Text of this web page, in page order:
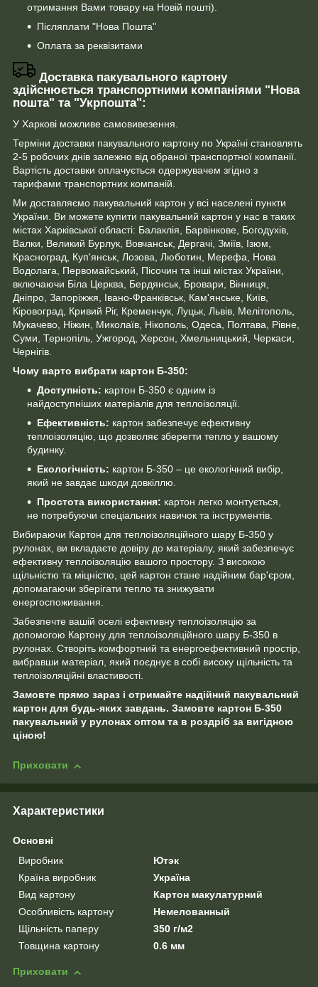
отримання Вами товару на Новій пошті).
Післяплати "Нова Пошта"
Оплата за реквізитами
Доставка пакувального картону
здійснюється транспортними компаніями "Нова
пошта" та "Укрпошта":
У Харкові можливе самовивезення.
Терміни доставки пакувального картону по Україні становлять
2-5 робочих днів залежно від обраної транспортної компанії.
Вартість доставки оплачується одержувачем згідно з
тарифами транспортних компаній.
Ми доставляємо пакувальний картон у всі населені пункти
України. Ви можете купити пакувальний картон у нас в таких
містах Харківської області: Балаклія, Барвінкове, Богодухів,
Валки, Великий Бурлук, Вовчанськ, Дергачі, Зміїв, Ізюм,
Красноград, Куп'янськ, Лозова, Люботин, Мерефа, Нова
Водолага, Первомайський, Пісочин та інші містах України,
включаючи Біла Церква, Бердянськ, Бровари, Вінниця,
Дніпро, Запоріжжя, Івано-Франківськ, Кам'янське, Київ,
Кіровоград, Кривий Ріг, Кременчук, Луцьк, Львів, Мелітополь,
Мукачево, Ніжин, Миколаїв, Нікополь, Одеса, Полтава, Рівне,
Суми, Тернопіль, Ужгород, Херсон, Хмельницький, Черкаси,
Чернігів.
Чому варто вибрати картон Б-350:
Доступність: картон Б-350 є одним із
найдоступніших матеріалів для теплоізоляції.
Ефективність: картон забезпечує ефективну
теплоізоляцію, що дозволяє зберегти тепло у вашому
будинку.
Екологічність: картон Б-350 – це екологічний вибір,
який не завдає шкоди довкіллю.
Простота використання: картон легко монтується,
не потребуючи спеціальних навичок та інструментів.
Вибираючи Картон для теплоізоляційного шару Б-350 у
рулонах, ви вкладаєте довіру до матеріалу, який забезпечує
ефективну теплоізоляцію вашого простору. З високою
щільністю та міцністю, цей картон стане надійним бар'єром,
допомагаючи зберігати тепло та знижувати
енергоспоживання.
Забезпечте вашій оселі ефективну теплоізоляцію за
допомогою Картону для теплоізоляційного шару Б-350 в
рулонах. Створіть комфортний та енергоефективний простір,
вибравши матеріал, який поєднує в собі високу щільність та
теплоізоляційні властивості.
Замовте прямо зараз і отримайте надійний пакувальний
картон для будь-яких завдань. Замовте картон Б-350
пакувальний у рулонах оптом та в роздріб за вигідною
ціною!
Приховати
Характеристики
Основні
Виробник
Ютэк
Країна виробник
Україна
Вид картону
Картон макулатурний
Особливість картону
Немелованный
Щільність паперу
350 г/м2
Товщина картону
0.6 мм
Приховати